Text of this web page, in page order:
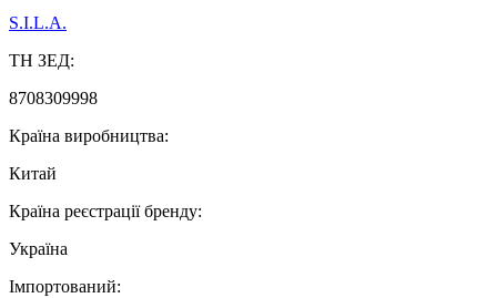
S.I.L.A.
ТН ЗЕД:
8708309998
Країна виробництва:
Китай
Країна реєстрації бренду:
Україна
Імпортований: